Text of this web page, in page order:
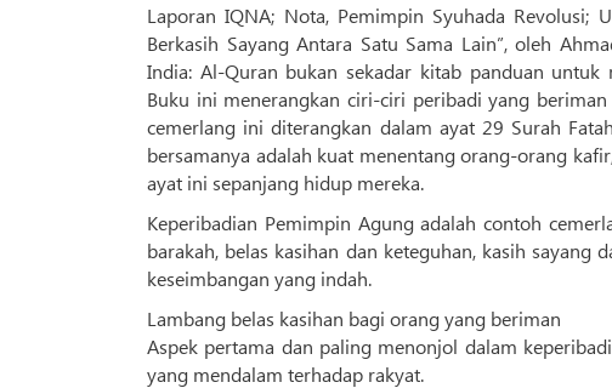
Laporan IQNA; Nota, Pemimpin Syuhada Revolusi;
Berkasih Sayang Antara Satu Sama Lain”, oleh
India: Al-Quran bukan sekadar kitab panduan
Buku ini menerangkan ciri-ciri peribadi yang
cemerlang ini diterangkan dalam ayat 29 Surah
bersamanya adalah kuat menentang orang-orang
ayat ini sepanjang hidup mereka.
Keperibadian Pemimpin Agung adalah contoh
barakah, belas kasihan dan keteguhan, kasih sayang
keseimbangan yang indah.
Lambang belas kasihan bagi orang yang beriman
Aspek pertama dan paling menonjol dalam
yang mendalam terhadap rakyat.